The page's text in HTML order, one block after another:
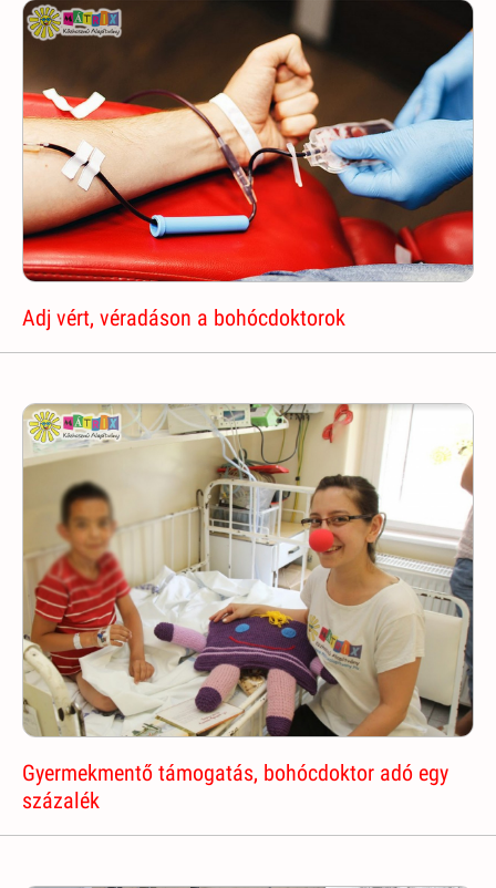
Adj vért, véradáson a bohócdoktorok
Gyermekmentő támogatás, bohócdoktor adó egy
százalék